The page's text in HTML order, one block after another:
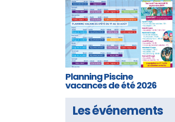
Planning Piscine
vacances de été 2026
Les événements